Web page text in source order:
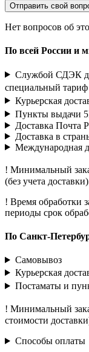
Отправить свой
Нет вопросов об
По всей России и
Службой СДЭК
специальный
Курьерская
Пункты выдачи
Доставка Почта
Доставка в
Международная
! Минимальный
(без учета
! Время обработки
периоды срок
По Санкт-
Самовывоз
Курьерская
Постаматы и
! Минимальный
стоимости
Способы оплаты